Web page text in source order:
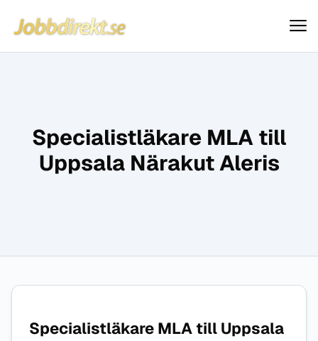
Hoppa till innehåll
Jobbdirekt
Specialistläkare MLA till
Uppsala Närakut Aleris
Specialistläkare MLA till Uppsala